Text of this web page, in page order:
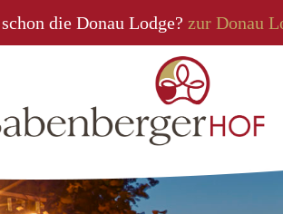
die Donau Lodge? zur Donau